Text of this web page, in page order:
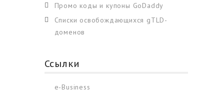
Промо коды и купоны GoDaddy
Списки освобождающихся gTLD-
доменов
Ссылки
e-Business